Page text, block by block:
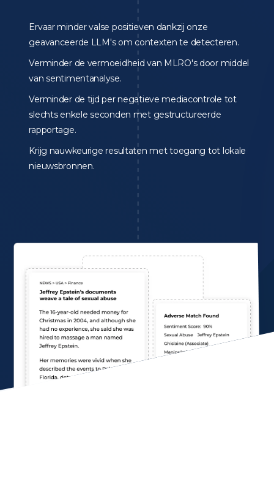
Ervaar minder valse positieven dankzij onze
geavanceerde LLM's om contexten te detecteren.
Verminder de vermoeidheid van MLRO's door middel
van sentimentanalyse.
Verminder de tijd per negatieve mediacontrole tot
slechts enkele seconden met gestructureerde
rapportage.
Krijg nauwkeurige resultaten met toegang tot lokale
nieuwsbronnen.